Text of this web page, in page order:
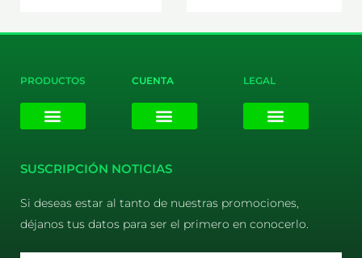
PRODUCTOS CUENTA LEGAL
SUSCRIPCIÓN NOTICIAS
Si deseas estar al tanto de nuestras promociones,
déjanos tus datos para ser el primero en conocerlo.